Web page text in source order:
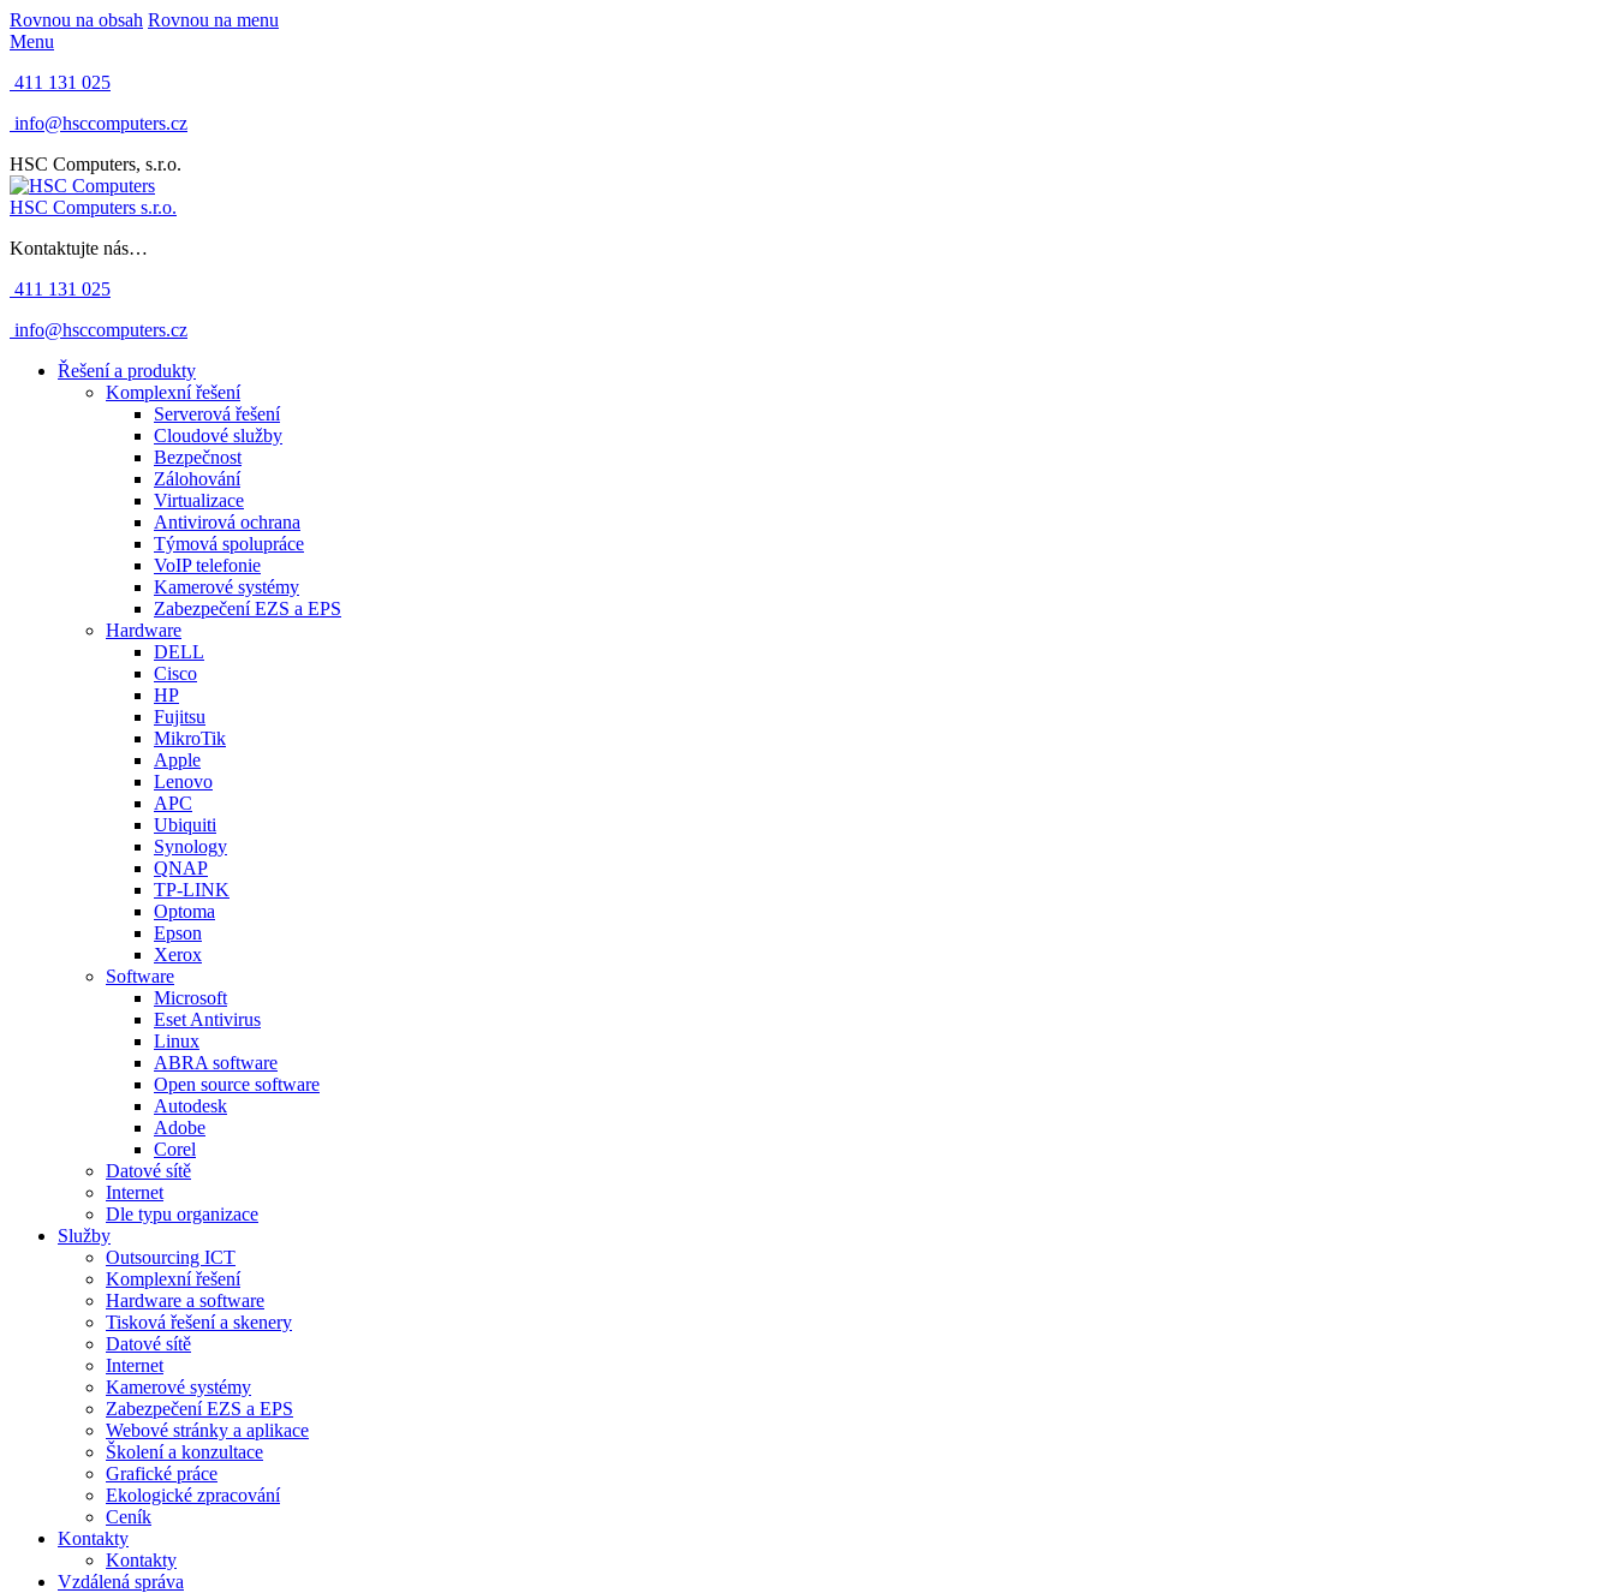
Rovnou na obsah Rovnou na menu
Menu
411 131 025
info@hsccomputers.cz
HSC Computers, s.r.o.
HSC Computers s.r.o.
Kontaktujte nás…
411 131 025
info@hsccomputers.cz
Řešení a produkty
Komplexní řešení
Serverová řešení
Cloudové služby
Bezpečnost
Zálohování
Virtualizace
Antivirová ochrana
Týmová spolupráce
VoIP telefonie
Kamerové systémy
Zabezpečení EZS a EPS
Hardware
DELL
Cisco
HP
Fujitsu
MikroTik
Apple
Lenovo
APC
Ubiquiti
Synology
QNAP
TP-LINK
Optoma
Epson
Xerox
Software
Microsoft
Eset Antivirus
Linux
ABRA software
Open source software
Autodesk
Adobe
Corel
Datové sítě
Internet
Dle typu organizace
Služby
Outsourcing ICT
Komplexní řešení
Hardware a software
Tisková řešení a skenery
Datové sítě
Internet
Kamerové systémy
Zabezpečení EZS a EPS
Webové stránky a aplikace
Školení a konzultace
Grafické práce
Ekologické zpracování
Ceník
Kontakty
Kontakty
Vzdálená správa